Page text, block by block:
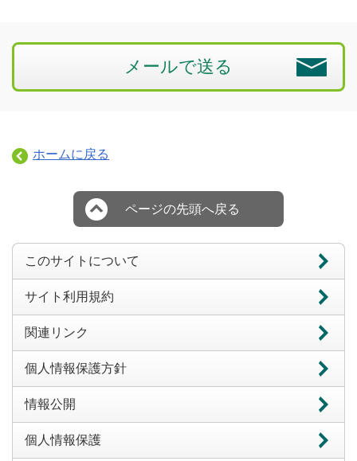
メールで送る
ホームに戻る
ページの先頭へ戻る
このサイトについて
サイト利用規約
関連リンク
個人情報保護方針
情報公開
個人情報保護